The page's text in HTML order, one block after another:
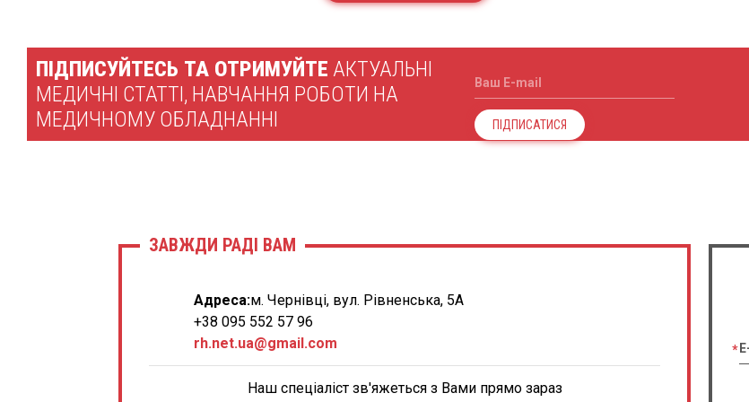
ПІДПИСУЙТЕСЬ ТА ОТРИМУЙТЕ АКТУАЛЬНІ
МЕДИЧНІ СТАТТІ, НАВЧАННЯ РОБОТИ НА
МЕДИЧНОМУ ОБЛАДНАННІ
Ваш E-mail
ПІДПИСАТИСЯ
ЗАВЖДИ РАДІ ВАМ
Адреса:м. Чернівці, вул. Рівненська, 5А
+38 095 552 57 96
rh.net.ua@gmail.com
Наш спеціаліст зв'яжеться з Вами прямо зараз